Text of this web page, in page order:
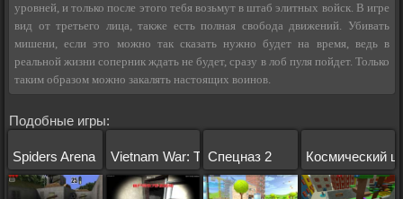
уровней, и только после этого тебя возьмут в штаб элитных войск. В игре
вид от третьего лица, также есть полная свобода движений. Убивать
мишени, если это можно так сказать нужно будет на время, ведь в
реальной жизни соперник ждать не будет, сразу в лоб пуля пойдет. Только
таким образом можно закалять настоящих воинов.
Подобные игры:
Spiders Arena Vietnam War: The Last Battle
Спецназ 2 Космический